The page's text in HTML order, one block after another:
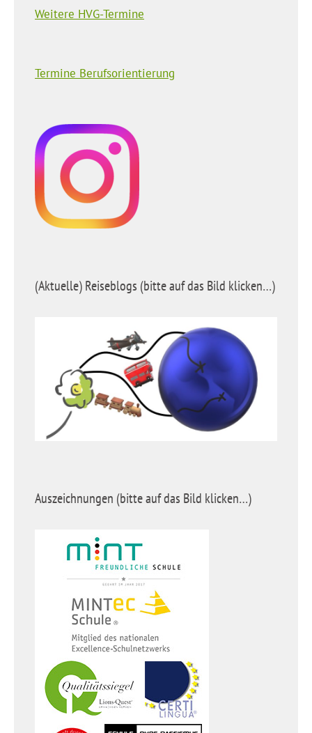
Weitere HVG-Termine
Termine Berufsorientierung
(Aktuelle) Reiseblogs (bitte auf das Bild klicken…)
Auszeichnungen (bitte auf das Bild klicken…)